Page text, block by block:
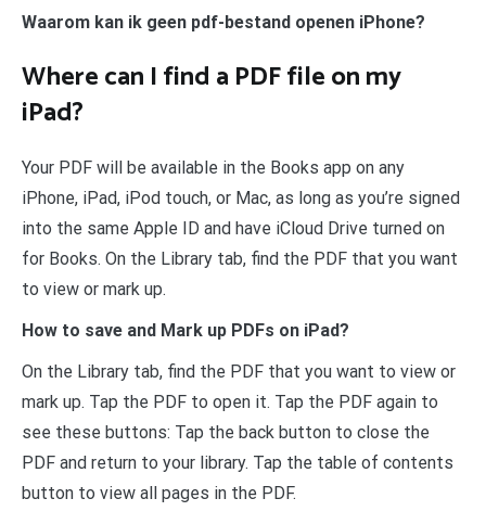
Waarom kan ik geen pdf-bestand openen iPhone?
Where can I find a PDF file on my
iPad?
Your PDF will be available in the Books app on any
iPhone, iPad, iPod touch, or Mac, as long as you’re signed
into the same Apple ID and have iCloud Drive turned on
for Books. On the Library tab, find the PDF that you want
to view or mark up.
How to save and Mark up PDFs on iPad?
On the Library tab, find the PDF that you want to view or
mark up. Tap the PDF to open it. Tap the PDF again to
see these buttons: Tap the back button to close the
PDF and return to your library. Tap the table of contents
button to view all pages in the PDF.